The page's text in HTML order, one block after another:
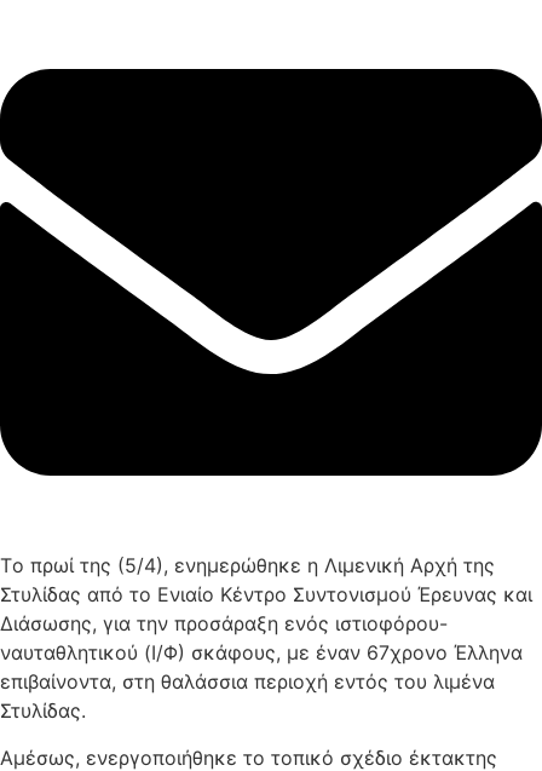
Τo πρωί της (5/4), ενημερώθηκε η Λιμενική Αρχή της
Στυλίδας από το Ενιαίο Κέντρο Συντονισμού Έρευνας και
Διάσωσης, για την προσάραξη ενός ιστιοφόρου-
ναυταθλητικού (Ι/Φ) σκάφους, με έναν 67χρονο Έλληνα
επιβαίνοντα, στη θαλάσσια περιοχή εντός του λιμένα
Στυλίδας.
Αμέσως, ενεργοποιήθηκε το τοπικό σχέδιο έκτακτης